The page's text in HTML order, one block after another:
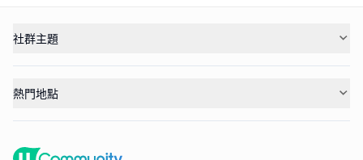
社群主題
熱門地點